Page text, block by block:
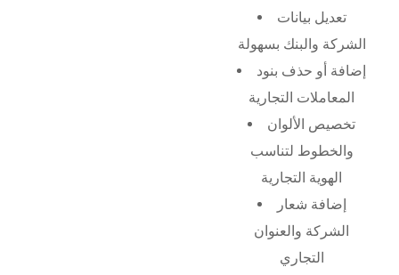
تعديل بيانات
الشركة والبنك بسهولة
إضافة أو حذف بنود
المعاملات التجارية
تخصيص الألوان
والخطوط لتناسب
الهوية التجارية
إضافة شعار
الشركة والعنوان
التجاري